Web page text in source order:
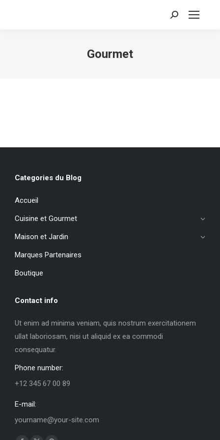
Recherche
Gourmet
Categories du Blog
Accueil
Cuisine et Gourmet
Maison et Jardin
Marques Partenaires
Boutique
Contact info
Ut enim ad minima veniam, quis nostrum exercitationem
ullat laboriosam, nisi ut aliquid ex ea commodi
consequatur.
Phone number:
+12 345 67 00 89
E-mail:
yourname@your-site.com